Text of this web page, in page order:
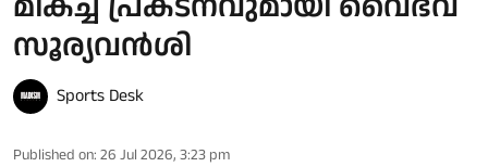
സൂര്യവൻശി
Sports Desk
Published on: 26 Jul 2026, 3:23 pm